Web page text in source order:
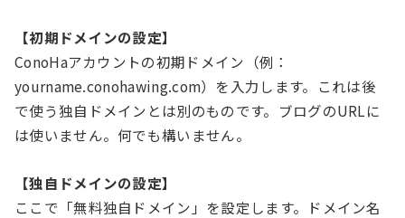
【初期ドメインの設定】
ConoHaアカウントの初期ドメイン（例：
yourname.conohawing.com）を入力します。これは後
で使う独自ドメインとは別のものです。ブログのURLに
は使いません。何でも構いません。
【独自ドメインの設定】
ここで「無料独自ドメイン」を設定します。ドメイン名